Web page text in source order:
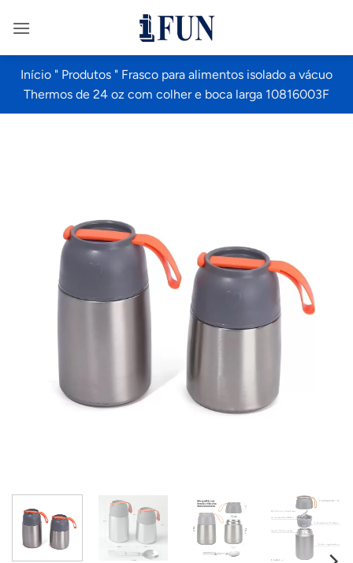
para
conteúdo
Início " Produtos " Frasco para alimentos isolado a vácuo
Thermos de 24 oz com colher e boca larga 10816003F